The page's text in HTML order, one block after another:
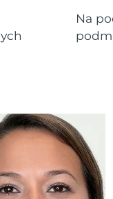
Na
czas dostawy
czas dostawy
8/8/26
czas dostawy
10/8/26